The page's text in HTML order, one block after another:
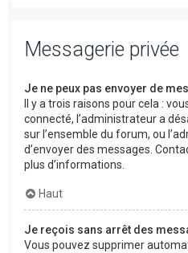
Messagerie privée
Je ne peux pas envoyer de
Il y a trois raisons pour cela :
connecté, l’administrateur a
sur l’ensemble du forum, ou
d’envoyer des messages.
plus d’informations.
Haut
Je reçois sans arrêt des
Vous pouvez supprimer